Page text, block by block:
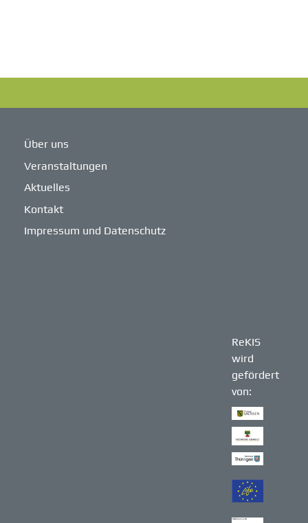
Über uns
Veranstaltungen
Aktuelles
Kontakt
Impressum und Datenschutz
ReKIS
wird
gefördert
von: